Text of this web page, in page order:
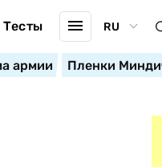
Тесты RU
армии Пленки